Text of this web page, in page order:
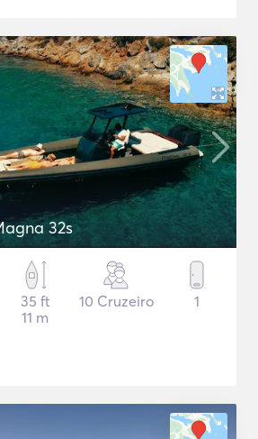
32s
35 ft
11 m
10 Cruzeiro 1